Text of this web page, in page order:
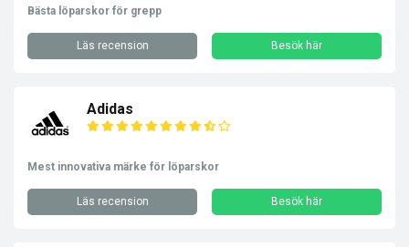
Bästa löparskor för grepp
Läs recension Besök här
Adidas
Mest innovativa märke för löparskor
Läs recension Besök här